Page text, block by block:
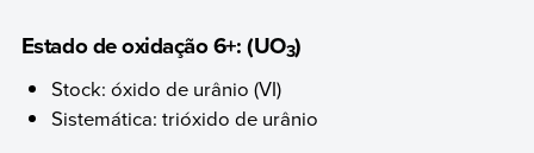
Estado de oxidação 6+: (UO3)
Stock: óxido de urânio (VI)
Sistemática: trióxido de urânio